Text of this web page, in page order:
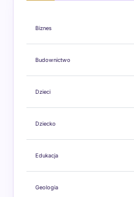
Biznes
Budownictwo
Dzieci
Dziecko
Edukacja
Geologia